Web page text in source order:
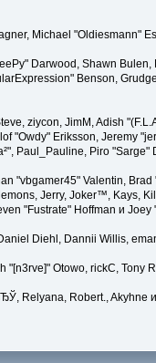
Michael "Oldiesmann"
Darwood, Shawn
Benson,
ziycon, JimM, Adish
"Owdy" Eriksson, Jeremy
Paul_Pauline, Piro
"vbgamer45" Valentin,
Jerry, Joker™, Kays,
"Fustrate" Hoffman и Joey
Diehl, Dannii Willis,
Otowo, rickC, Tony
Relyana, Robert., Akyhne